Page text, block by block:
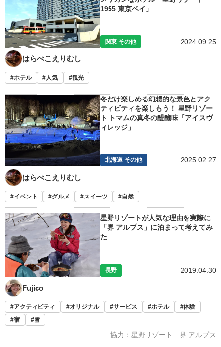
1955 東京ベイ」
関東 その他 2024.09.25
はらぺこえりむし
ホテル 人気 観光
冬だけ楽しめる幻想的な景色とアク
ティビティを楽しもう！ 星野リゾー
ト トマムの真冬の醍醐味「アイスヴ
ィレッジ」
北海道 その他 2025.02.27
はらぺこえりむし
イベント グルメ スイーツ 自然
星野リゾートが人気な理由を実際に
「界 アルプス」に泊まって考えてみ
た
長野 2019.04.30
Fujico
アクティビティ オリジナル サービス ホテル
体験
宿
雪
協力：星野リゾート 界 アルプス